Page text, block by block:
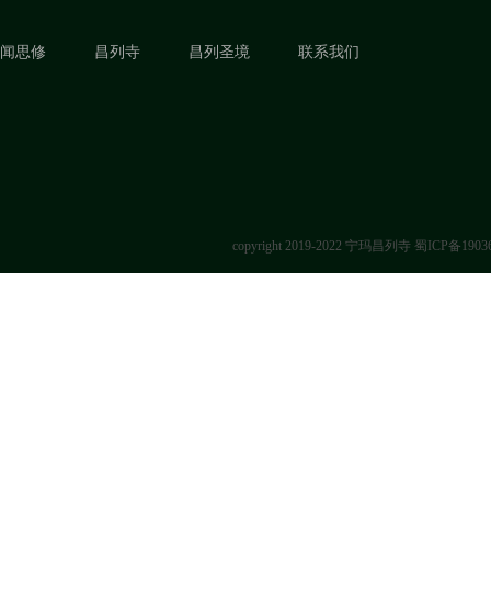
闻思修 昌列寺 昌列圣境 联系我们
copyright 2019-2022 宁玛昌列寺 蜀ICP备